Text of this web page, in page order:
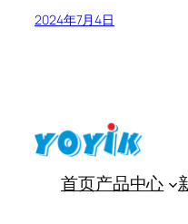
2024年7月4日
首页产品中心